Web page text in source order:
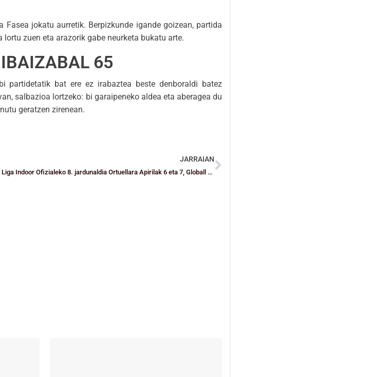
jokatu aurretik. Berpizkunde igande goizean, partida
zuen eta arazorik gabe neurketa bukatu arte.
65
partidetatik bat ere ez irabaztea beste denboraldi batez
salbazioa lortzeko: bi garaipeneko aldea eta aberagea du
geratzen zirenean.
JARRAIAN
Heldu da 3 × 3 Liga Indoor Ofizialeko 8. jardunaldia Ortuellara Apirilak 6 eta 7, Globall Experienceren eskutik